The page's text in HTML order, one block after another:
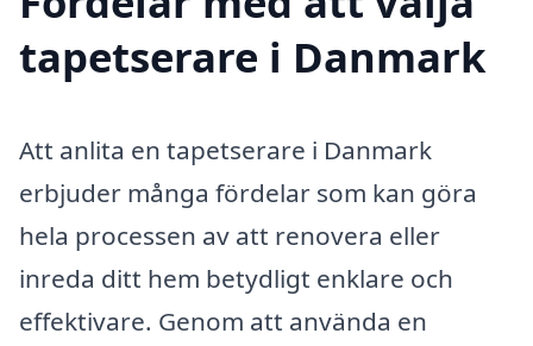
tapetserare i Danmark
Att anlita en tapetserare i Danmark
erbjuder många fördelar som kan göra
hela processen av att renovera eller
inreda ditt hem betydligt enklare och
effektivare. Genom att använda en